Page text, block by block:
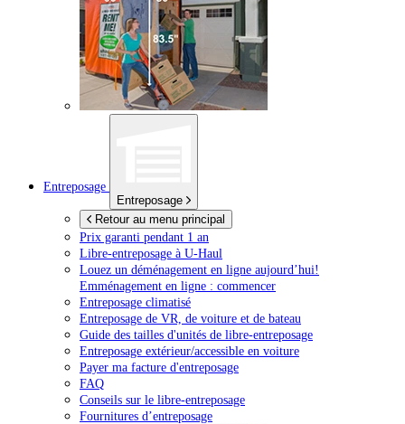
Entreposage
Entreposage
Retour au menu principal
Prix garanti pendant 1 an
Libre-entreposage à U-Haul
Louez un déménagement en ligne aujourd’hui!
Emménagement en ligne : commencer
Entreposage climatisé
Entreposage de VR, de voiture et de bateau
Guide des tailles d'unités de libre-entreposage
Entreposage extérieur/accessible en voiture
Payer ma facture d'entreposage
FAQ
Conseils sur le libre-entreposage
Fournitures d’entreposage